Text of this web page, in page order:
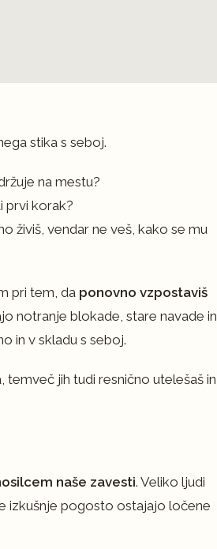
stika s seboj.
na mestu?
prvi korak?
živiš, vendar ne veš, kako se mu
pri tem, da ponovno vzpostaviš
notranje blokade, stare navade in
in v skladu s seboj.
jih tudi resnično utelešaš in
naše zavesti. Veliko ljudi
izkušnje pogosto ostajajo ločene